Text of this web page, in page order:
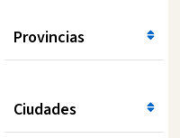
Provincias
Ciudades